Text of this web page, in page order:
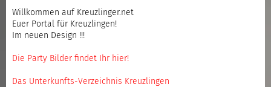
Willkommen auf Kreuzlinger.net
Euer Portal für Kreuzlingen!
Im neuen Design !!!
Die Party Bilder findet Ihr hier!
Das Unterkunfts-Verzeichnis Kreuzlingen